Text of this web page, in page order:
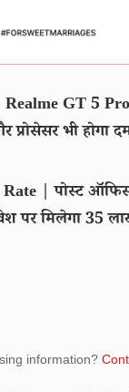
GT 5
भी होगा
| पोस्ट
पर मिलेगा 35
information?